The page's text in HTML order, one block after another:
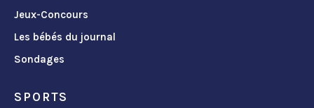
Jeux-Concours
Les bébés du journal
Sondages
SPORTS